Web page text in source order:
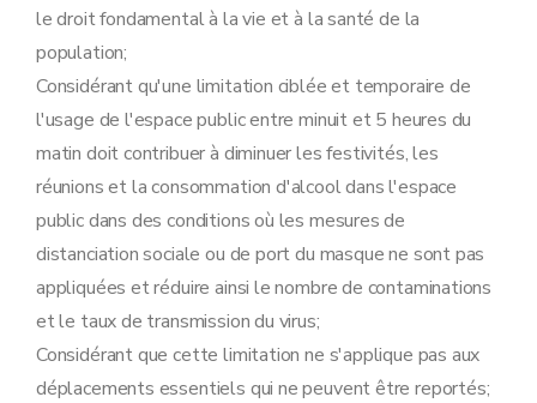
le droit fondamental à la vie et à la santé de la
population;
Considérant qu'une limitation ciblée et temporaire de
l'usage de l'espace public entre minuit et 5 heures du
matin doit contribuer à diminuer les festivités, les
réunions et la consommation d'alcool dans l'espace
public dans des conditions où les mesures de
distanciation sociale ou de port du masque ne sont pas
appliquées et réduire ainsi le nombre de contaminations
et le taux de transmission du virus;
Considérant que cette limitation ne s'applique pas aux
déplacements essentiels qui ne peuvent être reportés;